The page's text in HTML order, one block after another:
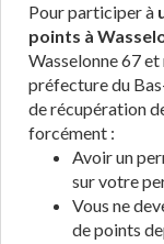
Pour participer à
points à
Wasselonne 67
préfecture du
de récupération
forcément :
Avoir un
sur votre
Vous ne
de points